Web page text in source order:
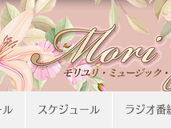
ル スケジュール ラジオ番